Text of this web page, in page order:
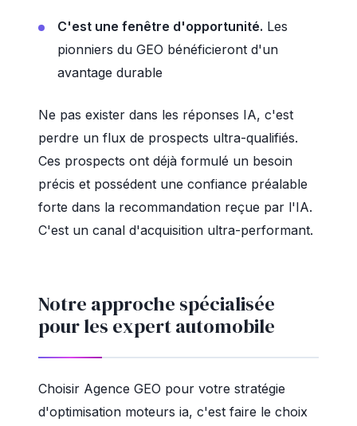
C'est une fenêtre d'opportunité. Les
pionniers du GEO bénéficieront d'un
avantage durable
Ne pas exister dans les réponses IA, c'est
perdre un flux de prospects ultra-qualifiés.
Ces prospects ont déjà formulé un besoin
précis et possédent une confiance préalable
forte dans la recommandation reçue par l'IA.
C'est un canal d'acquisition ultra-performant.
Notre approche spécialisée
pour les expert automobile
Choisir Agence GEO pour votre stratégie
d'optimisation moteurs ia, c'est faire le choix